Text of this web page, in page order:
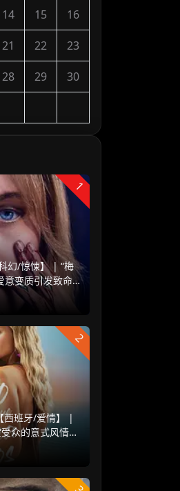
14 15 16
21 22 23
28 29 30
1
幻/惊悚】 | “梅
意变质引发致命
2
西班牙/爱情】 |
众的意式风情治